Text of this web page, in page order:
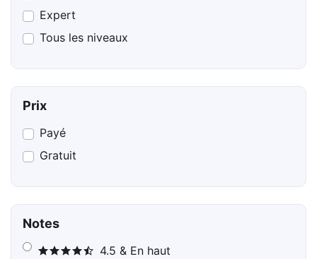
Expert
Tous les niveaux
Prix
Payé
Gratuit
Notes
4.5 & En haut